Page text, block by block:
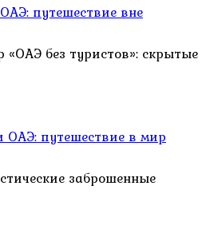
путешествие вне
«ОАЭ без туристов»: скрытые
ОАЭ: путешествие в мир
заброшенные